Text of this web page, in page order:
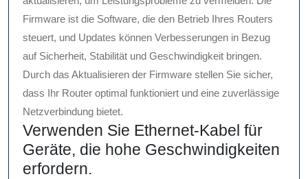
Firmware ist die Software, die den Betrieb Ihres Routers
steuert, und Updates können Verbesserungen in Bezug
auf Sicherheit, Stabilität und Geschwindigkeit bringen.
Durch das Aktualisieren der Firmware stellen Sie sicher,
dass Ihr Router optimal funktioniert und eine zuverlässige
Netzverbindung bietet.
Verwenden Sie Ethernet-Kabel für
Geräte, die hohe Geschwindigkeiten
erfordern.